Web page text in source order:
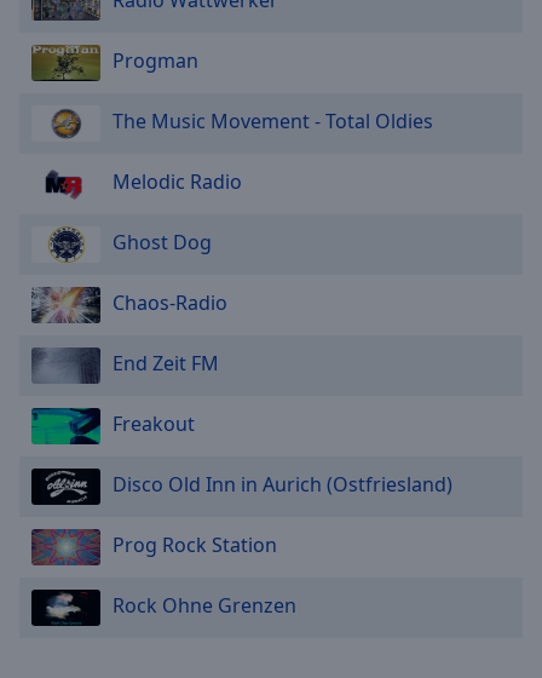
Progman
The Music Movement - Total Oldies
Melodic Radio
Ghost Dog
Chaos-Radio
End Zeit FM
Freakout
Disco Old Inn in Aurich (Ostfriesland)
Prog Rock Station
Rock Ohne Grenzen